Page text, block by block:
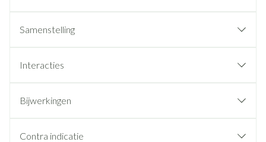
Samenstelling
Interacties
Bijwerkingen
Contra indicatie